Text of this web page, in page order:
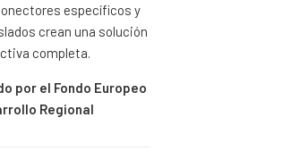
específicos y
crean una solución
completa.
por el Fondo Europeo
Regional